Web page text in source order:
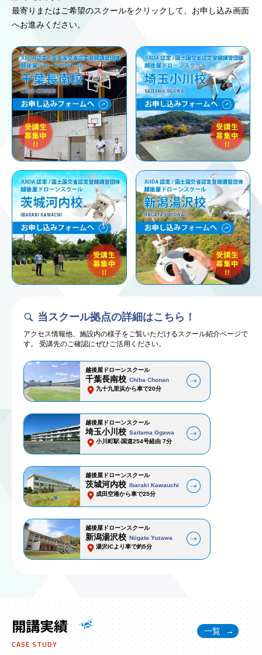
最寄りまたはご希望のスクールをクリックして、お申し込み画面
へお進みください。
当スクール拠点の詳細はこちら！
アクセス情報他、施設内の様子をご覧いただけるスクール紹介ページで
す。 受講先のご確認にぜひご活用ください。
越後屋ドローンスクール
千葉長南校 Chiba Chonan
九十九里浜から車で20分
越後屋ドローンスクール
埼玉小川校 Saitama Ogawa
小川町駅-国道254号経由 7分
越後屋ドローンスクール
茨城河内校 Ibaraki Kawauchi
成田空港から車で25分
越後屋ドローンスクール
新潟湯沢校 Niigata Yuzawa
湯沢ICより車で約5分
開講実績
CASE STUDY
一覧